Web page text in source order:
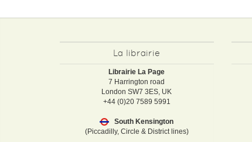
La librairie
Librairie La Page
7 Harrington road
London SW7 3ES, UK
+44 (0)20 7589 5991
South Kensington
(Piccadilly, Circle & District lines)